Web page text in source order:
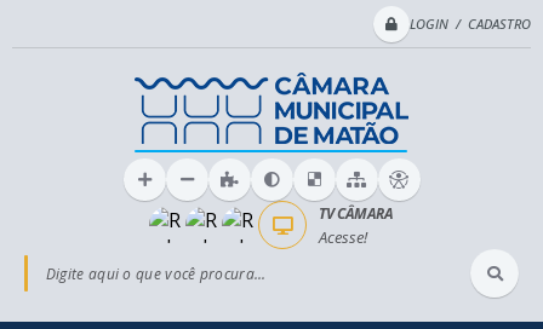
LOGIN / CADASTRO
Digite aqui o que você procura...
TV CÂMARA
Acesse!